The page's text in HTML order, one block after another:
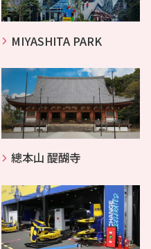
MIYASHITA PARK
總本山 醍醐寺